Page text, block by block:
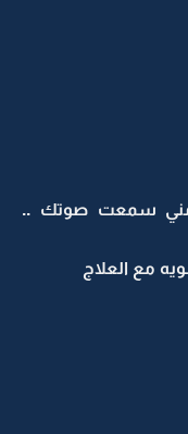
سمعت صوتك ..
مع العلاج